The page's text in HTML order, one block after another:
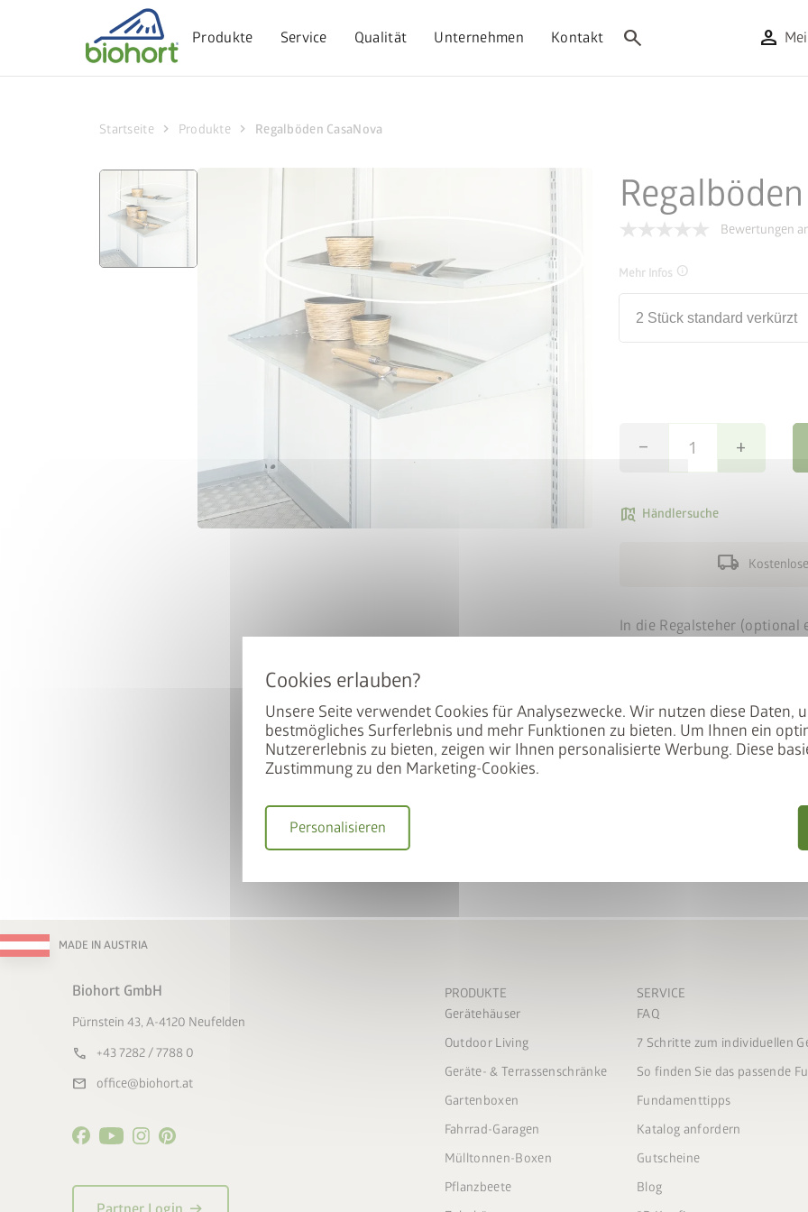
Unsere Seite verwendet Cookies für Analysezwecke. Wir nutzen diese Daten,
bestmögliches Surferlebnis und mehr Funktionen zu bieten. Um Ihnen ein
Nutzererlebnis zu bieten, zeigen wir Ihnen personalisierte Werbung. Diese
Zustimmung zu den Marketing-Cookies.
Personalisieren
Produkte Service Qualität Unternehmen Kontakt search person
Startseite chevron_right Produkte chevron_right Regalböden CasaNova
Bewertungen
Mehr Infos info
2 Stück standard verkürzt
remove add
map_search Händlersuche
local_shipping
In die Regalsteher (optional
anbringen. Diese sind in 2
99 cm) erhältlich. Wenn die
Inhalt: 2 Stück pro
MADE IN AUSTRIA
Biohort GmbH
Pürnstein 43, A-4120 Neufelden
call +43 7282 / 7788 0
mail office@biohort.at
PRODUKTE
Gerätehäuser
Outdoor Living
Geräte- & Terrassenschränke
Gartenboxen
Fahrrad-Garagen
Mülltonnen-Boxen
Pflanzbeete
SERVICE
FAQ
7 Schritte zum individuellen
So finden Sie das passende
Fundamenttipps
Katalog anfordern
Gutscheine
Blog